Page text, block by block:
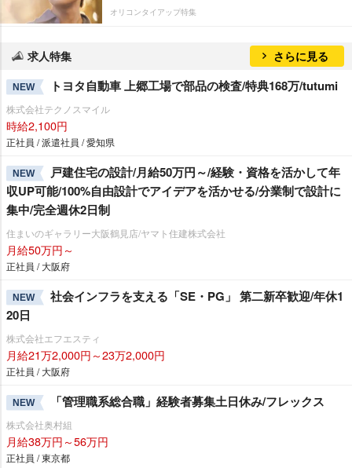
オリコンタイアップ特集
求人特集 さらに見る
NEW トヨタ自動車 上郷工場で部品の検査/特典168万/tutumi
株式会社テクノスマイル
時給2,100円
正社員 / 派遣社員 / 愛知県
NEW
戸建住宅の設計/月給50万円～/経験・資格を活かして年
収UP可能/100%自由設計でアイデアを活かせる/分業制で設計に
集中/完全週休2日制
住まいのギャラリー大阪鶴見店/ヤマト住建株式会社
月給50万円～
正社員 / 大阪府
NEW
社会インフラを支える「SE・PG」 第二新卒歓迎/年休1
20日
株式会社エフエスティ
月給21万2,000円～23万2,000円
正社員 / 大阪府
NEW 「管理職系総合職」経験者募集土日休み/フレックス
株式会社奥村組
月給38万円～56万円
正社員 / 東京都